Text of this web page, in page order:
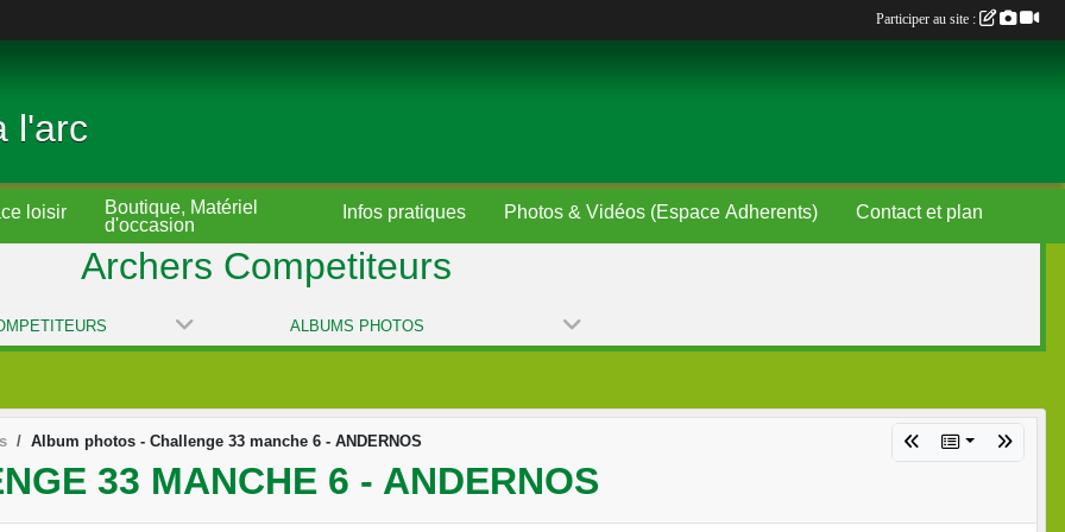
l'arc
loisir
Boutique, Matériel
d'occasion
Infos pratiques Photos & Vidéos (Espace Adherents) Contact et plan
Archers Competiteurs
ALBUMS PHOTOS
Album photos - Challenge 33 manche 6 - ANDERNOS
33 MANCHE 6 - ANDERNOS
Participer au site :